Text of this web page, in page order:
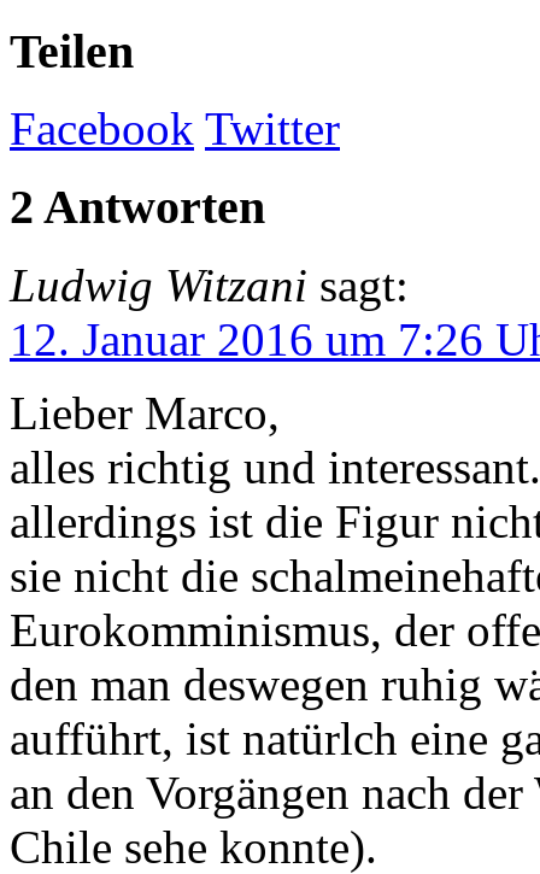
Teilen
Facebook Twitter
2 Antworten
Ludwig Witzani sagt:
12. Januar 2016 um 7:26
Lieber Marco,
alles richtig und
allerdings ist die Figur
sie nicht die
Eurokomminismus, der
den man deswegen ruhig
aufführt, ist natürlch eine
an den Vorgängen nach
Chile sehe konnte).